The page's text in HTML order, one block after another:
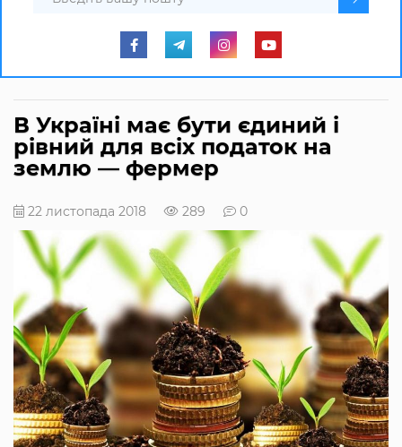
В Україні має бути єдиний і
рівний для всіх податок на
землю — фермер
22 листопада 2018 289 0